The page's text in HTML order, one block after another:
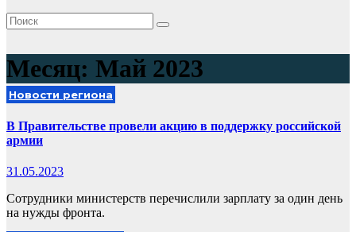
Месяц: Май 2023
Новости региона
В Правительстве провели акцию в поддержку российской
армии
31.05.2023
Сотрудники министерств перечислили зарплату за один день
на нужды фронта.